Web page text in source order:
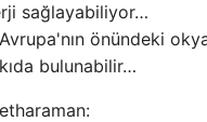
sağlayabiliyor…
önündeki
bulunabilir…